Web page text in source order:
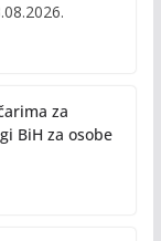
za
BiH za osobe